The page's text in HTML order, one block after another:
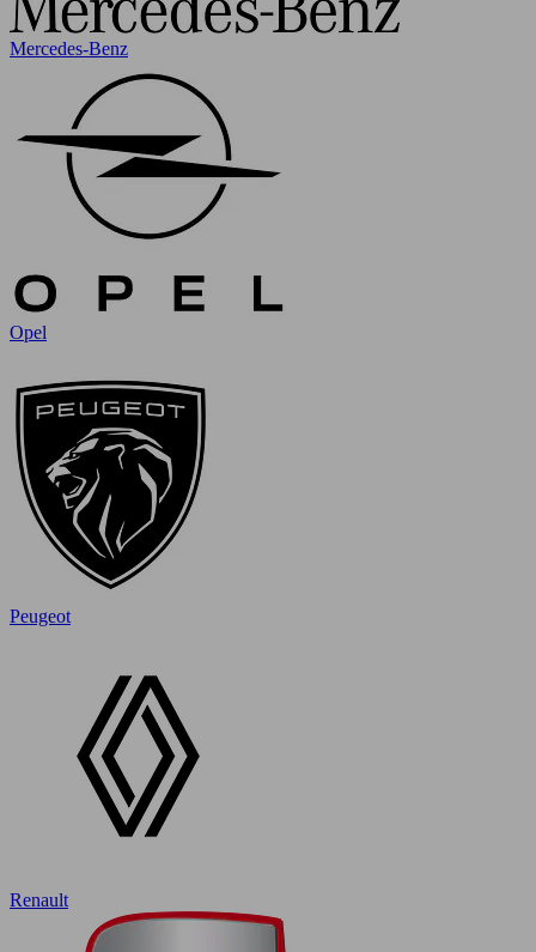
Mercedes-Benz
Opel
Peugeot
Renault